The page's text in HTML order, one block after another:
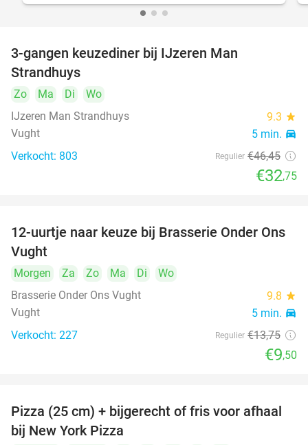
3-gangen keuzediner bij IJzeren Man
Strandhuys
Zo Ma Di
Wo
IJzeren Man Strandhuys
9.3 star
Vught 5 min. directions_car
Verkocht: 803 Regulier €46,45
€32,75
31%
12-uurtje naar keuze bij Brasserie Onder Ons
Vught
Morgen Za Zo Ma Di
Wo
Brasserie Onder Ons Vught
9.8 star
Vught 5 min. directions_car
Verkocht: 227 Regulier €13,75
€9,50
48%
Pizza (25 cm) + bijgerecht of fris voor afhaal
bij New York Pizza